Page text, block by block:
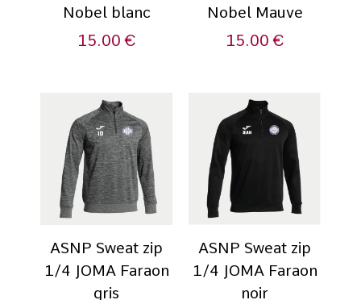
Nobel blanc
15.00€
Nobel Mauve
15.00€
ASNP Sweat zip
1/4 JOMA Faraon
gris
ASNP Sweat zip
1/4 JOMA Faraon
noir